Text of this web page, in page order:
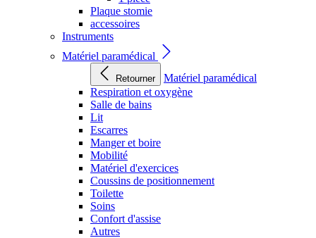
Plaque stomie
accessoires
Instruments
Matériel paramédical
Retourner
Matériel paramédical
Respiration et oxygène
Salle de bains
Lit
Escarres
Manger et boire
Mobilité
Matériel d'exercices
Coussins de positionnement
Toilette
Soins
Confort d'assise
Autres